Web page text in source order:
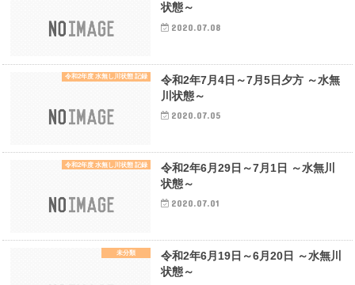
状態～
2020.07.08
令和2年度 水無し川状態 記録
令和2年7月4日～7月5日夕方 ～水無
川状態～
2020.07.05
令和2年度 水無し川状態 記録
令和2年6月29日～7月1日 ～水無川
状態～
2020.07.01
未分類
令和2年6月19日～6月20日 ～水無川
状態～